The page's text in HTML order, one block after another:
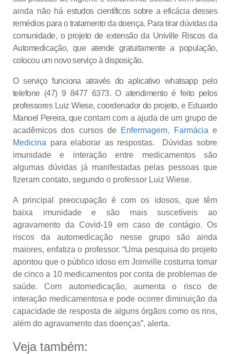
ainda não háestudos científicos sobre a eficácia desses
remédios para o tratamento da doença. Para tirar dúvidas da
comunidade, o projeto de extensão da Univille Riscos da
Automedicação, que atende gratuitamente a população,
colocou um novo serviço à disposição.
O serviço funciona através do aplicativo whatsapp pelo
telefone (47) 9 8477 6373. O atendimento é feito pelos
professores Luiz Wiese, coordenador do projeto, e Eduardo
Manoel Pereira, quecontam com a ajuda de um grupo de
acadêmicos dos cursos de Enfermagem, Farmácia e
Medicina para elaborar as respostas.
Dúvidas sobre
imunidade e interação entre medicamentos são
algumas dúvidas já manifestadas pelas pessoas que
fizeram contato, segundo o professor Luiz Wiese.
A principal preocupação é com os idosos, que têm
baixa imunidade e são mais suscetíveis ao
agravamento da Covid-19 em caso de contágio. Os
riscos da automedicação nesse grupo são ainda
maiores, enfatiza o professor. “Uma pesquisa do projeto
apontou que o público idoso em Joinville costuma tomar
de cinco a 10 medicamentos por conta de problemas de
saúde. Com automedicação, aumenta o risco de
interação medicamentosa e pode ocorrer diminuição da
capacidade de resposta de alguns órgãos como os rins,
além do agravamento das doenças”, alerta.
Veja também: